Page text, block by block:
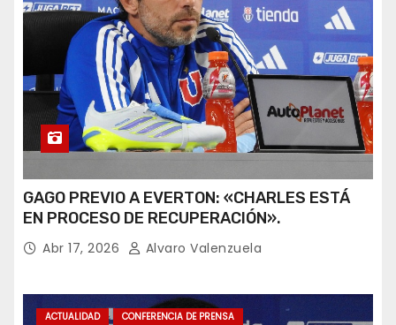
GAGO PREVIO A EVERTON: «CHARLES ESTÁ
EN PROCESO DE RECUPERACIÓN».
Abr 17, 2026 Alvaro Valenzuela
ACTUALIDAD CONFERENCIA DE PRENSA